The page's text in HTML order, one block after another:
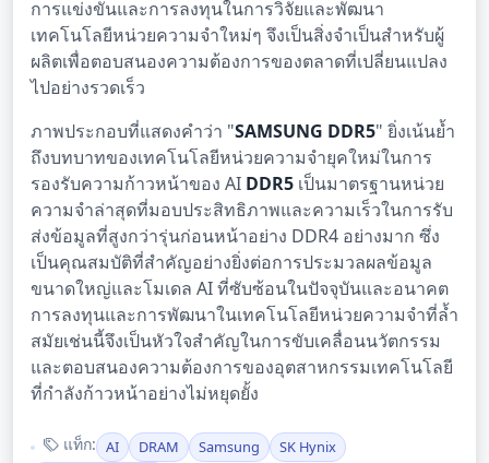
การแข่งขันและการลงทุนในการวิจัยและพัฒนา
เทคโนโลยีหน่วยความจำใหม่ๆ จึงเป็นสิ่งจำเป็นสำหรับผู้
ผลิตเพื่อตอบสนองความต้องการของตลาดที่เปลี่ยนแปลง
ไปอย่างรวดเร็ว
ภาพประกอบที่แสดงคำว่า "SAMSUNG DDR5" ยิ่งเน้นย้ำ
ถึงบทบาทของเทคโนโลยีหน่วยความจำยุคใหม่ในการ
รองรับความก้าวหน้าของ AI DDR5 เป็นมาตรฐานหน่วย
ความจำล่าสุดที่มอบประสิทธิภาพและความเร็วในการรับ
ส่งข้อมูลที่สูงกว่ารุ่นก่อนหน้าอย่าง DDR4 อย่างมาก ซึ่ง
เป็นคุณสมบัติที่สำคัญอย่างยิ่งต่อการประมวลผลข้อมูล
ขนาดใหญ่และโมเดล AI ที่ซับซ้อนในปัจจุบันและอนาคต
การลงทุนและการพัฒนาในเทคโนโลยีหน่วยความจำที่ล้ำ
สมัยเช่นนี้จึงเป็นหัวใจสำคัญในการขับเคลื่อนนวัตกรรม
และตอบสนองความต้องการของอุตสาหกรรมเทคโนโลยี
ที่กำลังก้าวหน้าอย่างไม่หยุดยั้ง
แท็ก: AI DRAM Samsung
SK Hynix